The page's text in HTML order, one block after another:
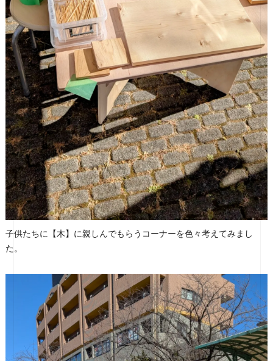
子供たちに【木】に親しんでもらうコーナーを色々考えてみまし
た。